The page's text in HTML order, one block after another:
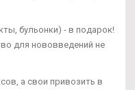
бульонки) - в подарок!
для нововведений не
а свои привозить в